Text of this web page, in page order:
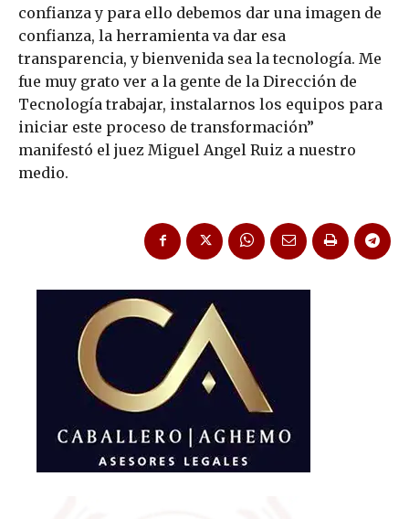
confianza y para ello debemos dar una imagen de
confianza, la herramienta va dar esa
transparencia, y bienvenida sea la tecnología. Me
fue muy grato ver a la gente de la Dirección de
Tecnología trabajar, instalarnos los equipos para
iniciar este proceso de transformación”
manifestó el juez Miguel Angel Ruiz a nuestro
medio.